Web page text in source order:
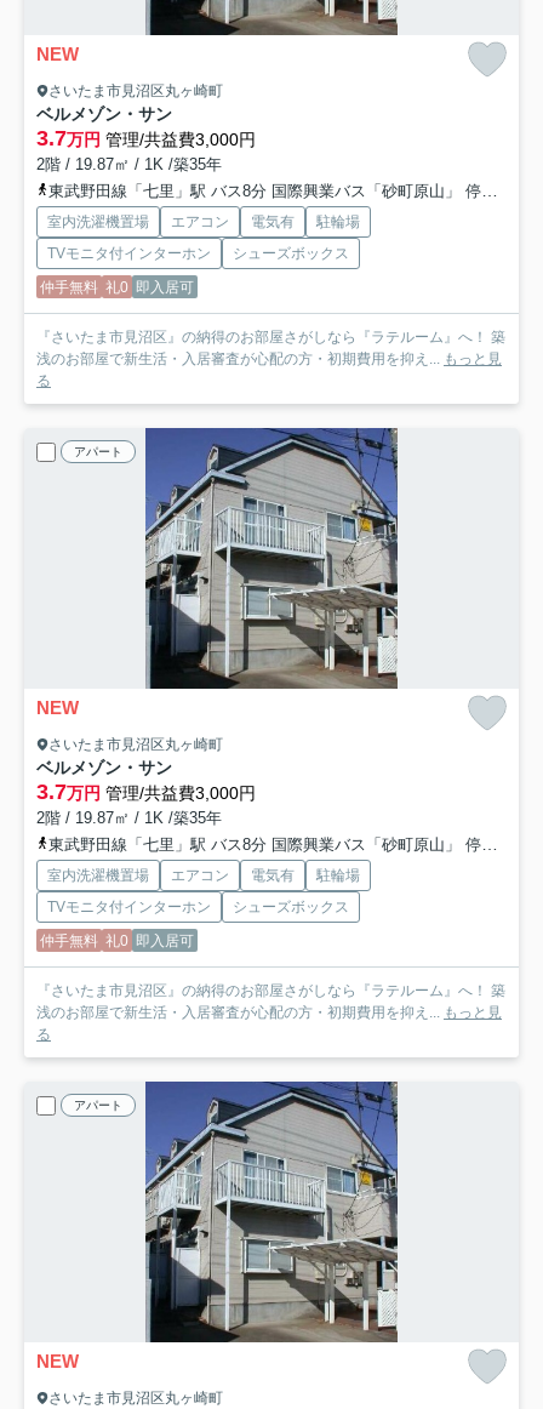
NEW
さいたま市見沼区丸ヶ崎町
ベルメゾン・サン
3.7万円 管理/共益費3,000円
2階 / 19.87㎡ / 1K /築35年
東武野田線「七里」駅 バス8分 国際興業バス「砂町原山」 停歩13分
室内洗濯機置場 エアコン 電気有
駐輪場
TVモニタ付インターホン
シューズボックス
仲手無料 礼0 即入居可
『さいたま市見沼区』の納得のお部屋さがしなら『ラテルーム』へ！ 築
浅のお部屋で新生活・入居審査が心配の方・初期費用を抑え... もっと見
る
アパート
NEW
さいたま市見沼区丸ヶ崎町
ベルメゾン・サン
3.7万円 管理/共益費3,000円
2階 / 19.87㎡ / 1K /築35年
東武野田線「七里」駅 バス8分 国際興業バス「砂町原山」 停歩13分
室内洗濯機置場 エアコン 電気有
駐輪場
TVモニタ付インターホン
シューズボックス
仲手無料 礼0 即入居可
『さいたま市見沼区』の納得のお部屋さがしなら『ラテルーム』へ！ 築
浅のお部屋で新生活・入居審査が心配の方・初期費用を抑え... もっと見
る
アパート
NEW
さいたま市見沼区丸ヶ崎町